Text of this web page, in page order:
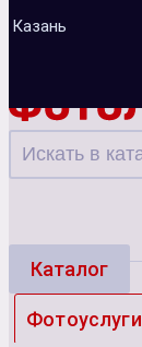
Казань
Каталог
Фотоуслуги